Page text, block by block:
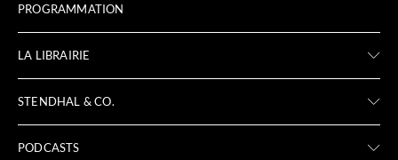
PROGRAMMATION
LA LIBRAIRIE
STENDHAL & CO.
PODCASTS